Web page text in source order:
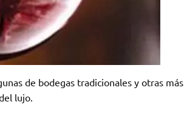
de bodegas tradicionales y otras más
lujo.